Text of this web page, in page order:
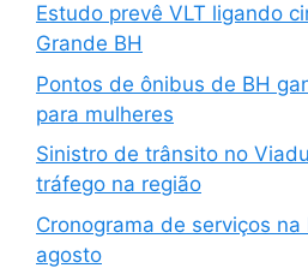
Estudo prevê VLT ligando
Grande BH
Pontos de ônibus de BH
para mulheres
Sinistro de trânsito no
tráfego na região
Cronograma de serviços
agosto